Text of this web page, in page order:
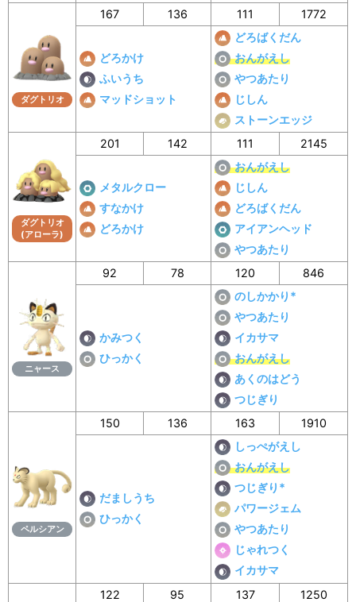
ダグトリオ
167 136 111 1772
どろかけ
ふいうち
マッドショット
どろばくだん
おんがえし
やつあたり
じしん
ストーンエッジ
ダグトリオ
(アローラ)
201 142 111 2145
メタルクロー
すなかけ
どろかけ
おんがえし
じしん
どろばくだん
アイアンヘッド
やつあたり
ニャース
92 78 120 846
かみつく
ひっかく
のしかかり*
やつあたり
イカサマ
おんがえし
あくのはどう
つじぎり
ペルシアン
150 136 163 1910
だましうち
ひっかく
しっぺがえし
おんがえし
つじぎり*
パワージェム
やつあたり
じゃれつく
イカサマ
122 95 137 1250